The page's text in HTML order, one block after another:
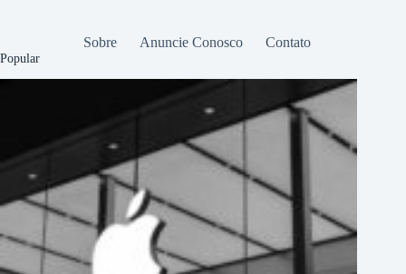
Sobre Anuncie Conosco Contato
Popular